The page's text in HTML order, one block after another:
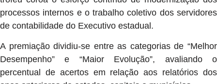
processos internos e o trabalho coletivo dos servidores
de contabilidade do Executivo estadual.
A premiação dividiu-se entre as categorias de “Melhor
Desempenho” e “Maior Evolução”, avaliando o
percentual de acertos em relação aos relatórios dos